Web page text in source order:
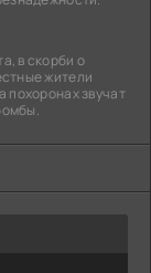
в скорби о
жители
похоронах звучат